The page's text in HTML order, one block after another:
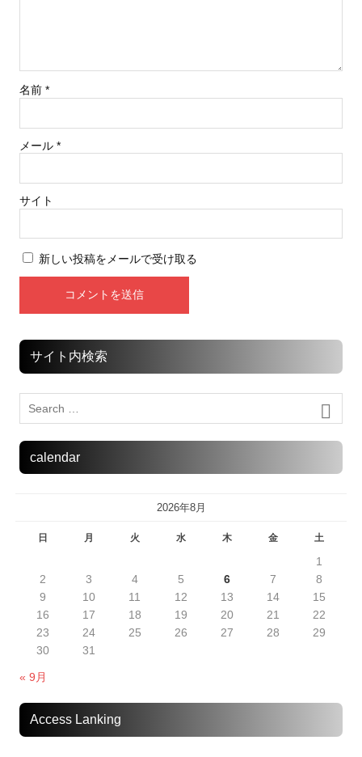
名前 *
メール *
サイト
新しい投稿をメールで受け取る
サイト内検索
calendar
2026年8月
日 月 火 水 木 金 土
« 9月
1
2
3 4 5 6 7
8
9
10 11 12 13 14
15
16
17 18 19 20 21
22
23
24 25 26 27 28
29
30
31
Access Lanking